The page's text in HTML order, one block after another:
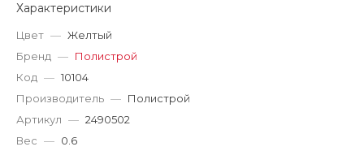
Характеристики
Цвет — Желтый
Бренд — Полистрой
Код — 10104
Производитель — Полистрой
Артикул — 2490502
Вес — 0.6